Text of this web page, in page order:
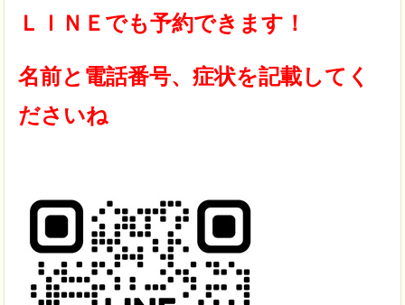
ＬＩＮＥでも予約できます！
名前と電話番号、症状を記載してく
ださいね